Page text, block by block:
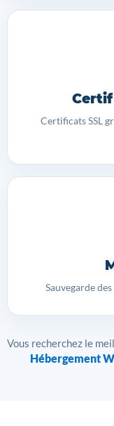
Certificats SSL
Sauvegarde
Vous recherchez le
Hébergement